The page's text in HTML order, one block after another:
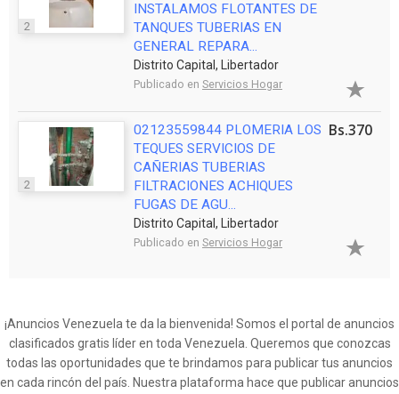
2
INSTALAMOS FLOTANTES DE
TANQUES TUBERIAS EN
GENERAL REPARA...
Distrito Capital, Libertador
Publicado en Servicios Hogar
2
02123559844 PLOMERIA LOS
TEQUES SERVICIOS DE
CAÑERIAS TUBERIAS
FILTRACIONES ACHIQUES
FUGAS DE AGU...
Distrito Capital, Libertador
Publicado en Servicios Hogar
Bs.370
¡Anuncios Venezuela te da la bienvenida! Somos el portal de anuncios
clasificados gratis líder en toda Venezuela. Queremos que conozcas
todas las oportunidades que te brindamos para publicar tus anuncios
en cada rincón del país. Nuestra plataforma hace que publicar anuncios